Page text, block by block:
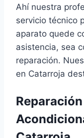
Ahí nuestra
servicio técnico
aparato quede
asistencia, sea
reparación.
en Catarroja